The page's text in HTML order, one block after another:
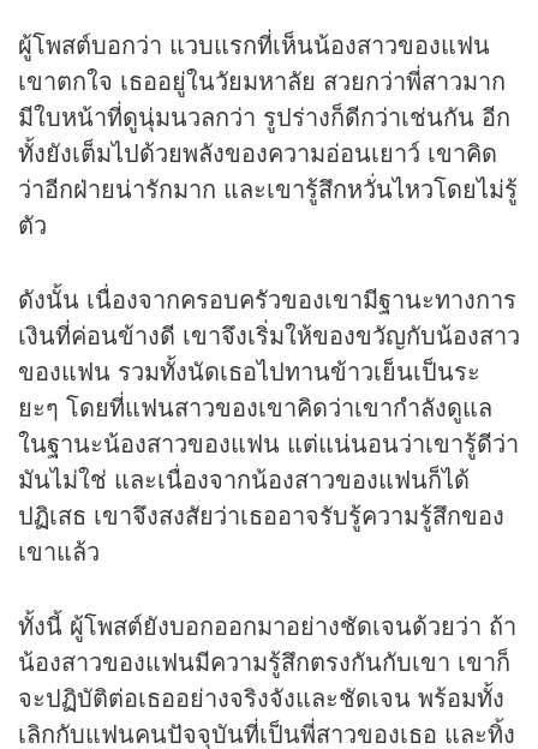
ผู้โพสต์บอกว่า แวบแรกที่เห็นน้องสาวของแฟน
เขาตกใจ เธออยู่ในวัยมหาลัย สวยกว่าพี่สาวมาก
มีใบหน้าที่ดูนุ่มนวลกว่า รูปร่างก็ดีกว่าเช่นกัน อีก
ทั้งยังเต็มไปด้วยพลังของความอ่อนเยาว์ เขาคิด
ว่าอีกฝ่ายน่ารักมาก และเขารู้สึกหวั่นไหวโดยไม่รู้
ตัว
ดังนั้น เนื่องจากครอบครัวของเขามีฐานะทางการ
เงินที่ค่อนข้างดี เขาจึงเริ่มให้ของขวัญกับน้องสาว
ของแฟน รวมทั้งนัดเธอไปทานข้าวเย็นเป็นระ
ยะๆ โดยที่แฟนสาวของเขาคิดว่าเขากำลังดูแล
ในฐานะน้องสาวของแฟน แต่แน่นอนว่าเขารู้ดีว่า
มันไม่ใช่ และเนื่องจากน้องสาวของแฟนก็ได้
ปฏิเสธ เขาจึงสงสัยว่าเธออาจรับรู้ความรู้สึกของ
เขาแล้ว
ทั้งนี้ ผู้โพสต์ยังบอกออกมาอย่างชัดเจนด้วยว่า ถ้า
น้องสาวของแฟนมีความรู้สึกตรงกันกับเขา เขาก็
จะปฏิบัติต่อเธออย่างจริงจังและชัดเจน พร้อมทั้ง
เลิกกับแฟนคนปัจจุบันที่เป็นพี่สาวของเธอ และทิ้ง